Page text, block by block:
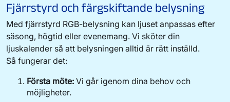
Fjärrstyrd och färgskiftande belysning
Med fjärrstyrd RGB-belysning kan ljuset anpassas efter
säsong, högtid eller evenemang. Vi sköter din
ljuskalender så att belysningen alltid är rätt inställd.
Så fungerar det:
Första möte: Vi går igenom dina behov och
möjligheter.